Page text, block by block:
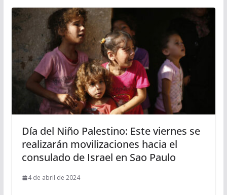
Día del Niño Palestino: Este viernes se
realizarán movilizaciones hacia el
consulado de Israel en Sao Paulo
4 de abril de 2024